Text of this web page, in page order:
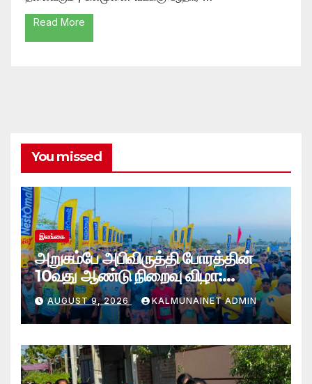
Read More
You missed
இலங்கை
அறுகம்பே அபிவிருத்தி போரத்தின்
10வது ஆண்டு நிறைவு விழா:
அறுகம்பே அரை மரதன் ஓட்டத்தில்
இலங்கை சிவராஜன் முதலிடம்!
AUGUST 9, 2026 KALMUNAINET ADMIN